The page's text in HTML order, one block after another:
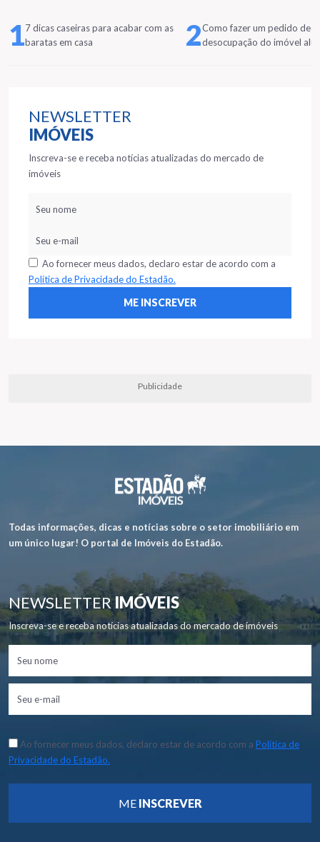
17 dicas caseiras para acabar com as
baratas em casa
2Como fazer um pedido de
desocupação do imóvel
NEWSLETTER
IMÓVEIS
Inscreva-se e receba notícias atualizadas do mercado de
imóveis
Ao fornecer meus dados, declaro estar de acordo com a
Política de Privacidade do Estadão.
Publicidade
Todas informações, dicas e notícias sobre o setor imobiliário em
um único lugar! O portal de Imóveis do Estadão.
NEWSLETTERIMÓVEIS
Inscreva-se e receba notícias atualizadas do mercado de imóveis
Ao fornecer meus dados, declaro estar de acordo com a Política de
Privacidade do Estadão.
ME INSCREVER